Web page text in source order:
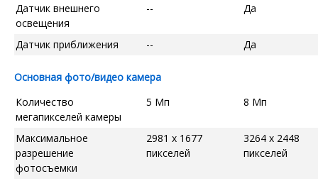
Датчик внешнего
освещения
-- Да
Датчик приближения -- Да
Основная фото/видео камера
Количество
мегапикселей камеры
5 Мп 8 Мп
Максимальное
разрешение
фотосъемки
2981 x 1677
пикселей
3264 x 2448
пикселей